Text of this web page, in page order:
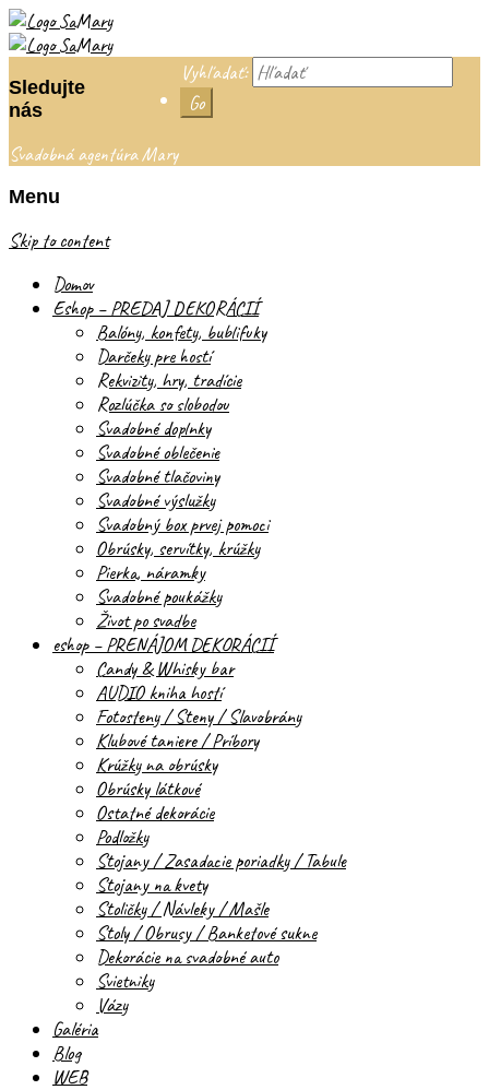
Sledujte
nás
Vyhľadať:
Svadobná agentúra Mary
Menu
Skip to content
Domov
Eshop – PREDAJ DEKORÁCIÍ
Balóny, konfety, bublifuky
Darčeky pre hostí
Rekvizity, hry, tradície
Rozlúčka so slobodou
Svadobné doplnky
Svadobné oblečenie
Svadobné tlačoviny
Svadobné výslužky
Svadobný box prvej pomoci
Obrúsky, servítky, krúžky
Pierka, náramky
Svadobné poukážky
Život po svadbe
eshop – PRENÁJOM DEKORÁCIÍ
Candy & Whisky bar
AUDIO kniha hostí
Fotosteny / Steny / Slavobrány
Klubové taniere / Príbory
Krúžky na obrúsky
Obrúsky látkové
Ostatné dekorácie
Podložky
Stojany / Zasadacie poriadky / Tabule
Stojany na kvety
Stoličky / Návleky / Mašle
Stoly / Obrusy / Banketové sukne
Dekorácie na svadobné auto
Svietniky
Vázy
Galéria
Blog
WEB